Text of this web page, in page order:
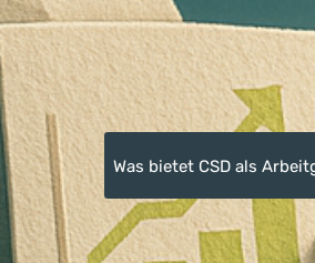
Was bietet CSD als